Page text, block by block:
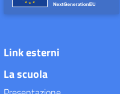
Link esterni
La scuola